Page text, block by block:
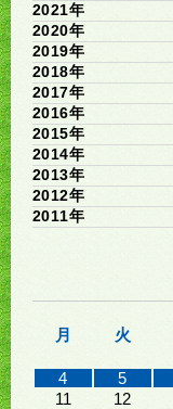
2021年
2020年
2019年
2018年
2017年
2016年
2015年
2014年
2013年
2012年
2011年
月 火
4
5
11
12